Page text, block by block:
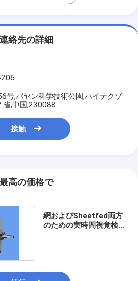
連絡先の詳細
号,バヤン科学技術公園,ハイテクゾ
省,中国,230088
接触
最高の価格で
網およびSheetfed両方
のための実時間視覚検